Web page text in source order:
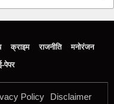
क्राइम राजनीति
मनोरंजन
पेपर
Policy
Disclaimer